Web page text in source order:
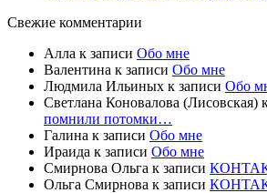
Свежие комментарии
Алла к записи Обо мне
Валентина к записи Обо мне
Людмила Ильиных к записи Обо
Светлана Коновалова (Лисовская)
помнили потомки…
Галина к записи Обо мне
Ираида к записи Обо мне
Смирнова Ольга к записи
Ольга Смирнова к записи